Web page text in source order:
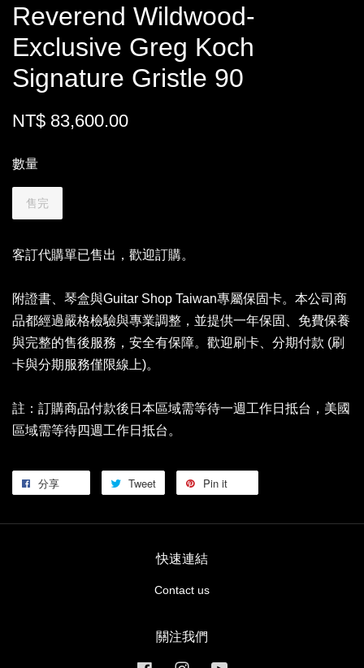
Reverend Wildwood-
Exclusive Greg Koch
Signature Gristle 90
NT$ 83,600.00
數量
售完
客訂代購單已售出，歡迎訂購。
附證書、琴盒與Guitar Shop Taiwan專屬保固卡。本公司商
品都經過嚴格檢驗與專業調整，並提供一年保固、免費保養
與完整的售後服務，安全有保障。歡迎刷卡、分期付款 (刷
卡與分期服務僅限線上)。
註：訂購商品付款後日本區域需等待一週工作日抵台，美國
區域需等待四週工作日抵台。
分享 Tweet Pin it
快速連結
Contact us
關注我們